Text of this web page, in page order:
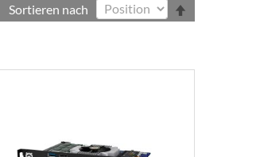
Sortieren nach